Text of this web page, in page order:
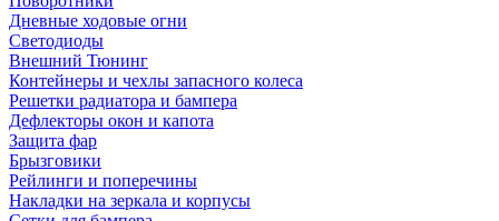
Дневные ходовые огни
Светодиоды
Внешний Тюнинг
Контейнеры и чехлы запасного колеса
Решетки радиатора и бампера
Дефлекторы окон и капота
Защита фар
Брызговики
Рейлинги и поперечины
Накладки на зеркала и корпусы